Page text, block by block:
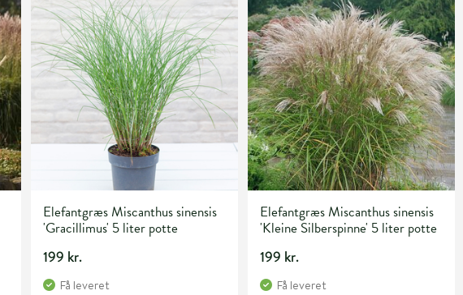
Elefantgræs Miscanthus sinensis
'Gracillimus' 5 liter potte
199 kr.
Få leveret
Elefantgræs Miscanthus sinensis
'Kleine Silberspinne' 5 liter potte
199 kr.
Få leveret